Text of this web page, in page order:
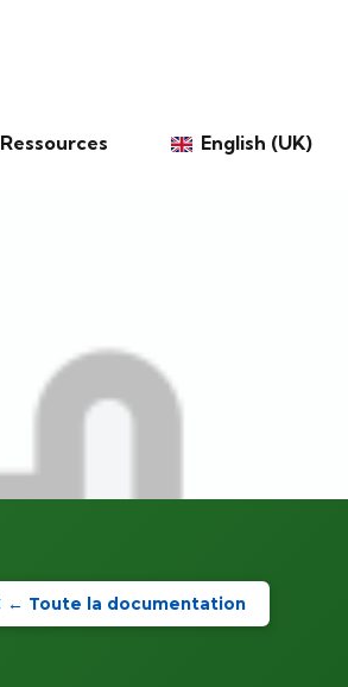
Ressources English (UK)
← Toute la documentation